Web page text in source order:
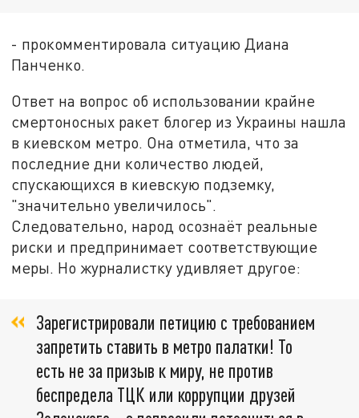
- прокомментировала ситуацию Диана
Панченко.
Ответ на вопрос об использовании крайне
смертоносных ракет блогер из Украины нашла
в киевском метро. Она отметила, что за
последние дни количество людей,
спускающихся в киевскую подземку,
"значительно увеличилось".
Следовательно, народ осознаёт реальные
риски и предпринимает соответствующие
меры. Но журналистку удивляет другое:
Зарегистрировали петицию с требованием
запретить ставить в метро палатки! То
есть не за призыв к миру, не против
беспредела ТЦК или коррупции друзей